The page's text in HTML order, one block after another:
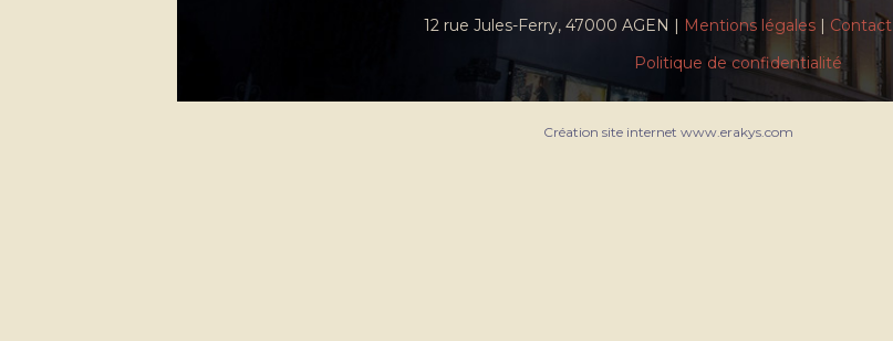
12 rue Jules-Ferry, 47000 AGEN | Mentions légales | Contact
Politique de confidentialité
Création site internet www.erakys.com